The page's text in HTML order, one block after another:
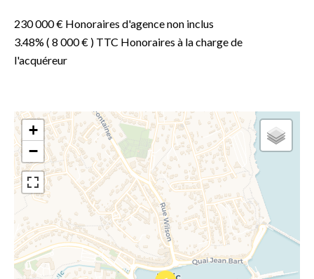
230 000 € Honoraires d'agence non inclus
3.48% ( 8 000 € ) TTC Honoraires à la charge de
l'acquéreur
+
−